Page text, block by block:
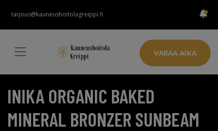
tarjous@kauneushoitolagreippi.fi
VARAA AIKA
INIKA ORGANIC BAKED
MINERAL BRONZER SUNBEAM